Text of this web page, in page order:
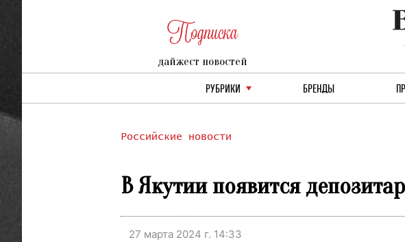
Подписка
дайжест новостей
РУБРИКИ БРЕНДЫ
Российские новости
В Якутии появится
27 марта 2024 г. 14:33